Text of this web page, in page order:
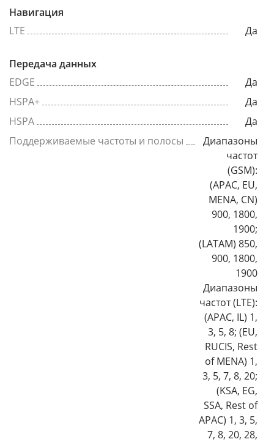
Навигация
LTE
Да
Передача данных
EDGE
Да
HSPA+
Да
HSPA
Да
Поддерживаемые частоты и полосы
Диапазоны
частот
(GSM):
(APAC, EU,
MENA, CN)
900, 1800,
1900;
(LATAM) 850,
900, 1800,
1900
Диапазоны
частот (LTE):
(APAC, IL) 1,
3, 5, 8; (EU,
RUCIS, Rest
of MENA) 1,
3, 5, 7, 8, 20;
(KSA, EG,
SSA, Rest of
APAC) 1, 3, 5,
7, 8, 20, 28,